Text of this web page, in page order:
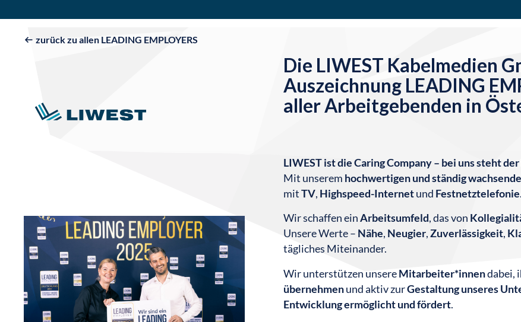
 zurück zu allen LEADING EMPLOYERS
Die LIWEST Kabelmedien
Auszeichnung LEADING
aller Arbeitgebenden in
LIWEST ist die Caring Company – bei uns steht
Mit unserem hochwertigen und ständig
mitTV, Highspeed-Internetund Festnetztelefonie.
Wir schaffen einArbeitsumfeld, das von
Unsere Werte – Nähe, Neugier,Zuverlässigkeit,
tägliches Miteinander.
Wir unterstützen unsereMitarbeiter*innendabei,
übernehmenund aktiv zurGestaltung unseres
Entwicklung ermöglicht und fördert.